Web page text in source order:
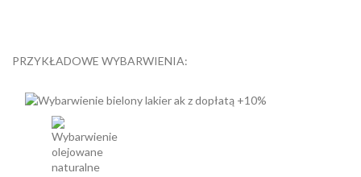
PRZYKŁADOWE WYBARWIENIA: